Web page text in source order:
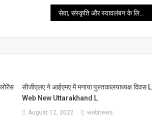
सेवा, संस्कृति और स्वावलंबन के लिए मंगल दलों का योगदान सराहनीय- मुख्यमंत्री
सीजीएलए ने आईएमए में मनाया पुस्तकालयाध्यक्ष दिवस L
Web New Uttarakhand L
August 12, 2022 webnews